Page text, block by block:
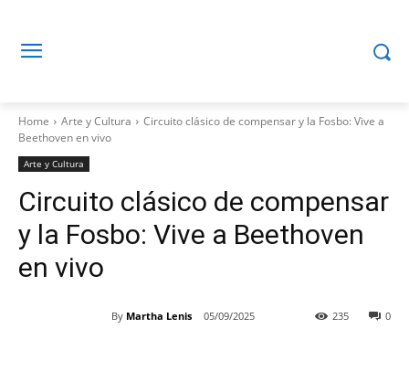
Home Arte y Cultura
Circuito clásico de compensar y la Fosbo: Vive a
Beethoven en vivo
Arte y Cultura
Circuito clásico de compensar
y la Fosbo: Vive a Beethoven
en vivo
By Martha Lenis 05/09/2025 0
235